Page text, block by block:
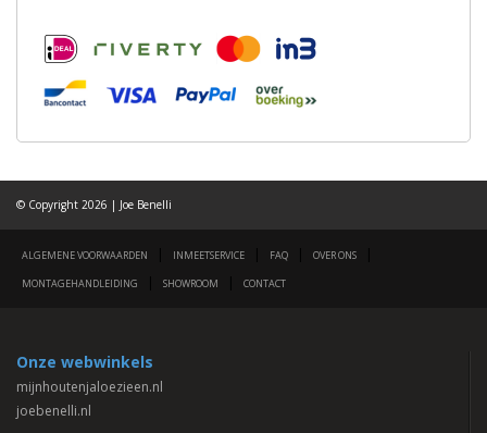
© Copyright 2026 | Joe Benelli
ALGEMENE VOORWAARDEN INMEETSERVICE FAQ OVER ONS
MONTAGEHANDLEIDING SHOWROOM CONTACT
Onze webwinkels
mijnhoutenjaloezieen.nl
joebenelli.nl